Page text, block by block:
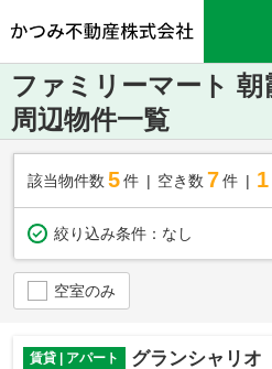
ファミリーマート 朝
周辺物件一覧
該当物件数 5件 空き数 7 件
絞り込み条件： なし
空室のみ
賃貸 | アパート グランシャリオ